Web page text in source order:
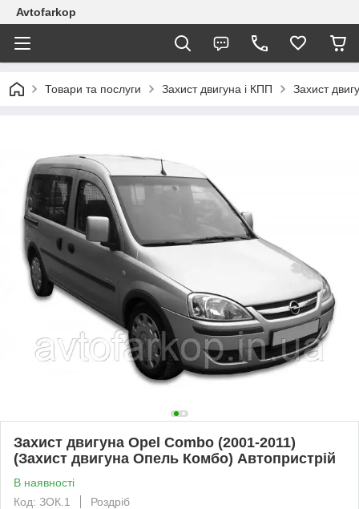
Avtofarkop
Товари та послуги Захист двигуна і КПП Захист
Захист двигуна Opel Combo (2001-2011)
(Захист двигуна Опель Комбо) Автопристрій
В наявності
Код: ЗОК.1
Роздріб